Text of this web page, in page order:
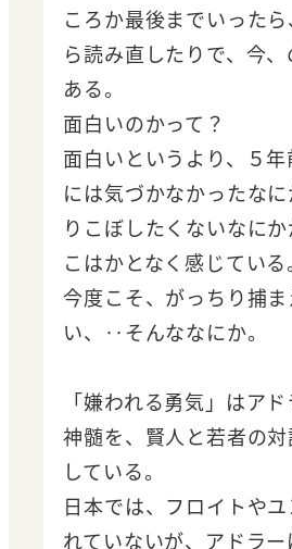
ころか最後までいった
ら読み直したりで、今
ある。
面白いのかって？
面白いというより、５
には気づかなかったな
りこぼしたくないなに
こはかとなく感じている
今度こそ、がっちり捕
い、‥そんななにか。
「嫌われる勇気」はア
神髄を、賢人と若者の
している。
日本では、フロイトや
れていないが、アドラ